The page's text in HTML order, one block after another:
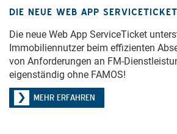
DIE NEUE WEB APP SERVICETICKET
Die neue Web App ServiceTicket
Immobiliennutzer beim effizienten
von Anforderungen an FM-
eigenständig ohne FAMOS!
MEHR ERFAHREN